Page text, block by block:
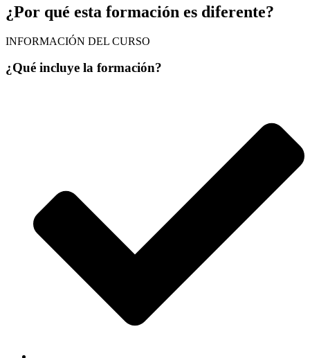
¿Por qué esta formación es diferente?
INFORMACIÓN DEL CURSO
¿Qué incluye la formación?